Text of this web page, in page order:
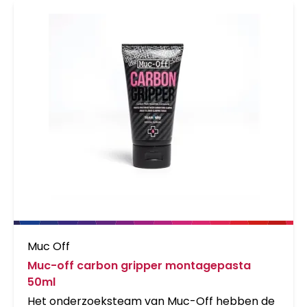
Muc Off
Muc-off carbon gripper montagepasta
50ml
Het onderzoeksteam van Muc-Off hebben de